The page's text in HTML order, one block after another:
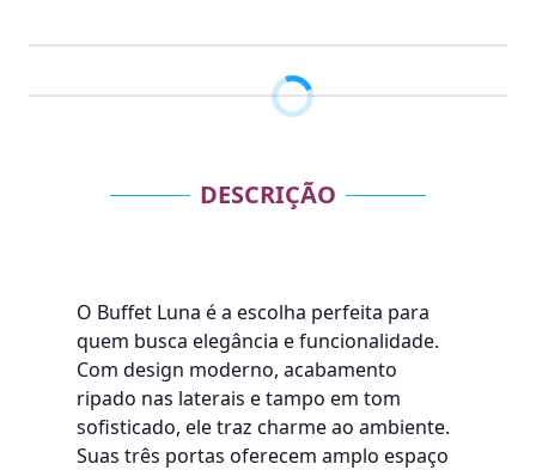
DESCRIÇÃO
O Buffet Luna é a escolha perfeita para
quem busca elegância e funcionalidade.
Com design moderno, acabamento
ripado nas laterais e tampo em tom
sofisticado, ele traz charme ao ambiente.
Suas três portas oferecem amplo espaço